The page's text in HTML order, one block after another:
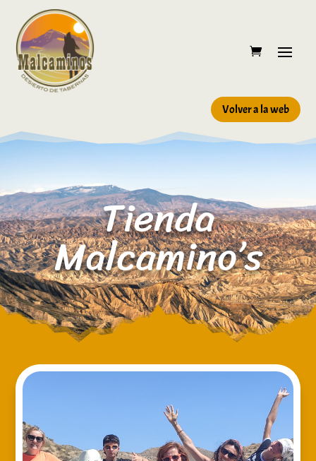
Volver a la web
Tienda
Malcamino’s